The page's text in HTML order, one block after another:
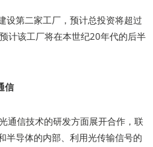
设第二家工厂，预计总投资将超过
计该工厂将在本世纪20年代的后半
信
通信技术的研发方面展开合作，联
半导体的内部、利用光传输信号的